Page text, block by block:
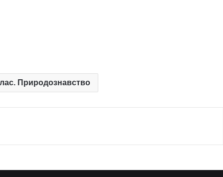
Природознавство